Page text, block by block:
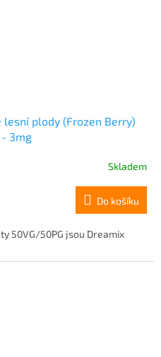
plody (Frozen Berry)
3mg
Skladem
Do košíku
50VG/50PG jsou Dreamix